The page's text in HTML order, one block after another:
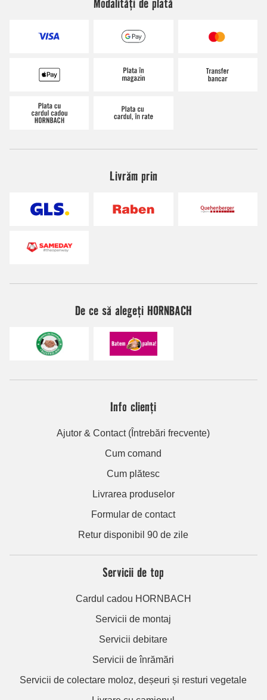
Livrăm prin
De ce să alegeți HORNBACH
Info clienți
Ajutor & Contact (Întrebări frecvente)
Cum comand
Cum plătesc
Livrarea produselor
Formular de contact
Retur disponibil 90 de zile
Servicii de top
Cardul cadou HORNBACH
Servicii de montaj
Servicii debitare
Servicii de înrămări
Servicii de colectare moloz, deșeuri și resturi vegetale